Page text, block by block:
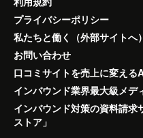
プライバシーポリシー
私たちと働く（外部サイトへ）
お問い合わせ
口コミサイトを売上に変える
インバウンド業界最大級メデ
インバウンド対策の資料請
ストア」